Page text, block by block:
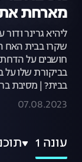
מארחת את
ליהיא גרינר
שקרו בבית האח
חושבים על
בביקורת שלו
בבית? | מסיבת
07.08.2023
עונה 1